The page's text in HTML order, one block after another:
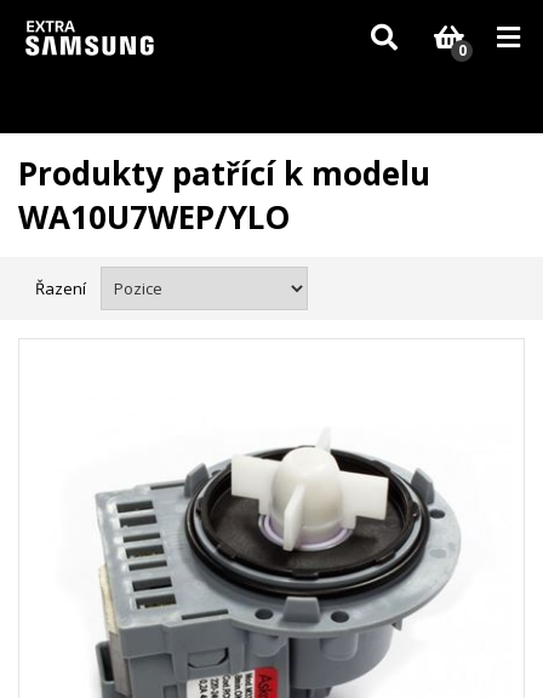
Vzhledem k aktuální situaci se může dodání dílů, které nejsou skladem,
zpozdit. Děkujeme za pochopení.
0
Produkty patřící k modelu
WA10U7WEP/YLO
Řazení